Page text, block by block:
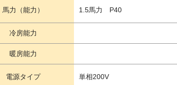
馬力（能力） 1.5馬力 P40
冷房能力
暖房能力
電源タイプ 単相200V